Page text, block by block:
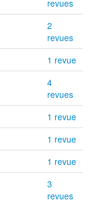
revues
2
revues
1 revue
4
revues
1 revue
1 revue
1 revue
3
revues